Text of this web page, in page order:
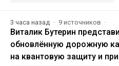
3 часа назад 9 источников
Виталик Бутерин
обновлённую дорожную
на квантовую защиту и